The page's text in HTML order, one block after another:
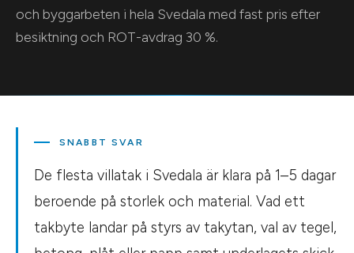
och byggarbeten i hela Svedala med fast pris efter
besiktning och ROT-avdrag 30 %.
SNABBT SVAR
De flesta villatak i Svedala är klara på 1–5 dagar
beroende på storlek och material. Vad ett
takbyte landar på styrs av takytan, val av tegel,